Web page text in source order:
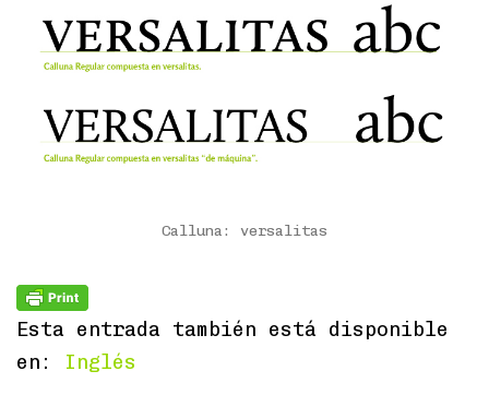
Calluna: versalitas
Esta entrada también está disponible
en: Inglés